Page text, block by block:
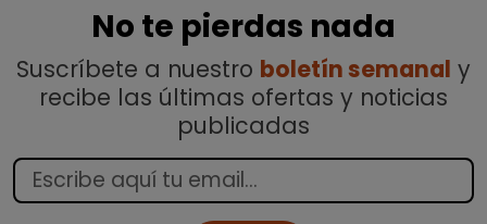
No te pierdas nada
Suscríbete a nuestro boletín semanal y
recibe las últimas ofertas y noticias
publicadas